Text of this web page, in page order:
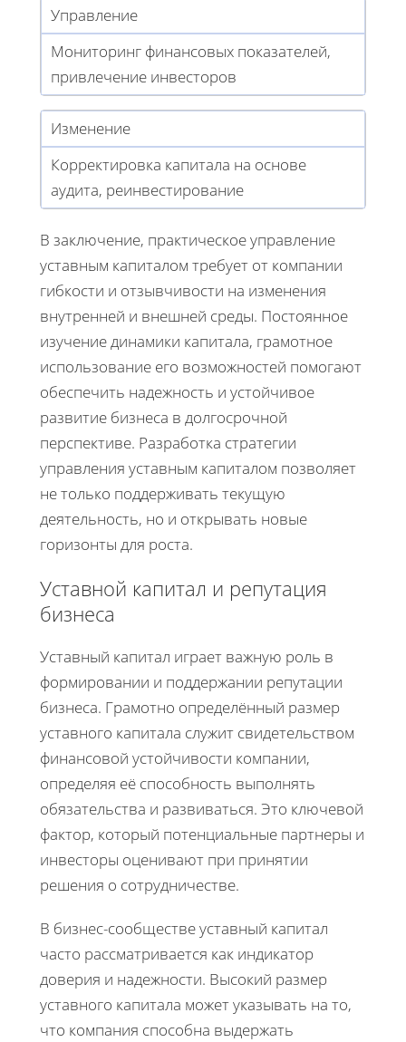
Управление
Мониторинг финансовых показателей,
привлечение инвесторов
Изменение
Корректировка капитала на основе
аудита, реинвестирование
В заключение, практическое управление
уставным капиталом требует от компании
гибкости и отзывчивости на изменения
внутренней и внешней среды. Постоянное
изучение динамики капитала, грамотное
использование его возможностей помогают
обеспечить надежность и устойчивое
развитие бизнеса в долгосрочной
перспективе. Разработка стратегии
управления уставным капиталом позволяет
не только поддерживать текущую
деятельность, но и открывать новые
горизонты для роста.
Уставной капитал и репутация
бизнеса
Уставный капитал играет важную роль в
формировании и поддержании репутации
бизнеса. Грамотно определённый размер
уставного капитала служит свидетельством
финансовой устойчивости компании,
определяя её способность выполнять
обязательства и развиваться. Это ключевой
фактор, который потенциальные партнеры и
инвесторы оценивают при принятии
решения о сотрудничестве.
В бизнес-сообществе уставный капитал
часто рассматривается как индикатор
доверия и надежности. Высокий размер
уставного капитала может указывать на то,
что компания способна выдержать